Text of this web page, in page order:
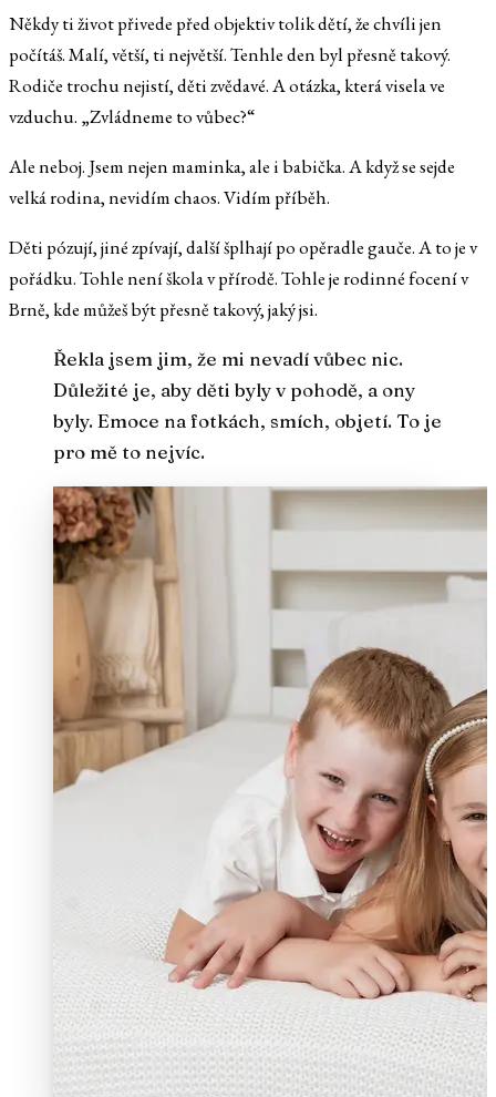
Někdy ti život přivede před objektiv tolik dětí, že chvíli jen
počítáš. Malí, větší, ti největší. Tenhle den byl přesně takový.
Rodiče trochu nejistí, děti zvědavé. A otázka, která visela ve
vzduchu. „Zvládneme to vůbec?“
Ale neboj. Jsem nejen maminka, ale i babička. A když se sejde
velká rodina, nevidím chaos. Vidím příběh.
Děti pózují, jiné zpívají, další šplhají po opěradle gauče. A to je v
pořádku. Tohle není škola v přírodě. Tohle je rodinné focení v
Brně, kde můžeš být přesně takový, jaký jsi.
Řekla jsem jim, že mi nevadí vůbec nic.
Důležité je, aby děti byly v pohodě, a ony
byly. Emoce na fotkách, smích, objetí. To je
pro mě to nejvíc.